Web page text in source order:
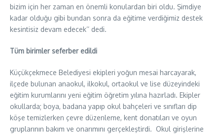
bizim için her zaman en önemli konulardan biri oldu. Şimdiye
kadar olduğu gibi bundan sonra da eğitime verdiğimiz destek
kesintisiz devam edecek’’ dedi.
Tüm birimler seferber edildi
Küçükçekmece Belediyesi ekipleri yoğun mesai harcayarak,
ilçede bulunan anaokul, ilkokul, ortaokul ve lise düzeyindeki
eğitim kurumlarını yeni eğitim öğretim yılına hazırladı. Ekipler
okullarda; boya, badana yapıp okul bahçeleri ve sınıfları dip
köşe temizlerken çevre düzenleme, kent donatıları ve oyun
gruplarının bakım ve onarımını gerçekleştirdi. Okul girişlerine